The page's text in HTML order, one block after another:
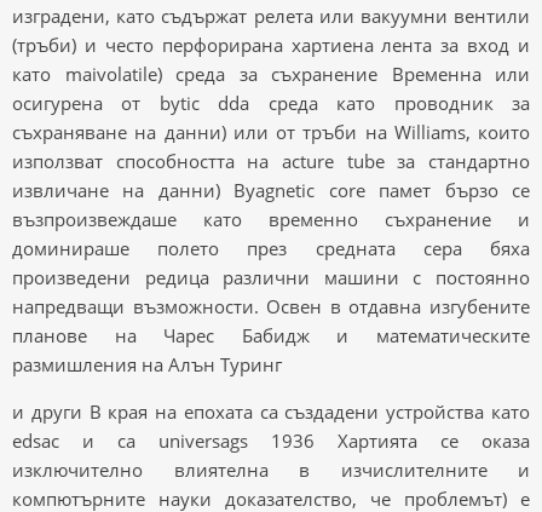
изградени, като съдържат релета или вакуумни вентили
(тръби) и често перфорирана хартиена лента за вход и
като maivolatile) среда за съхранение Временна или
осигурена от bytic dda среда като проводник за
съхраняване на данни) или от тръби на Williams, които
използват способността на acture tube за стандартно
извличане на данни) Byagnetic core памет бързо се
възпроизвеждаше като временно съхранение и
доминираше полето през средната сера бяха
произведени редица различни машини с постоянно
напредващи възможности. Освен в отдавна изгубените
планове на Чарес Бабидж и математическите
размишления на Алън Туринг
и други В края на епохата са създадени устройства като
edsac и са universags 1936 Хартията се оказа
изключително влиятелна в изчислителните и
компютърните науки доказателство, че проблемът) е